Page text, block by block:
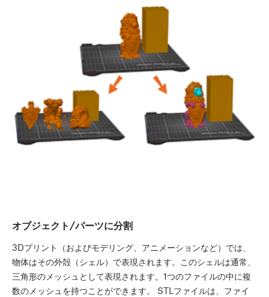
オブジェクト/パーツに分割
3Dプリント（およびモデリング、アニメーションなど）では、
物体はその外殻（シェル）で表現されます。このシェルは通常、
三角形のメッシュとして表現されます。1つのファイルの中に複
数のメッシュを持つことができます。 STLファイルは、ファイ